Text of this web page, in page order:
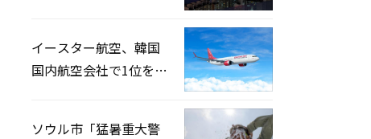
イースター航空、韓国
国内航空会社で1位を記
ソウル市「猛暑重大警